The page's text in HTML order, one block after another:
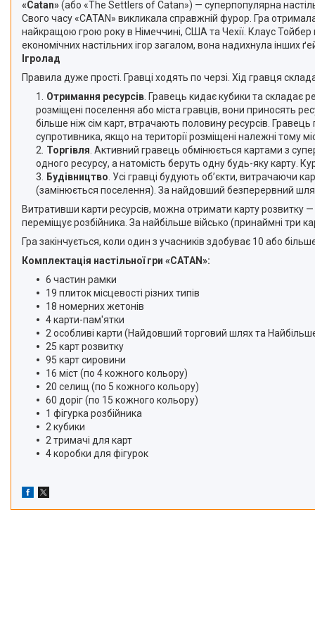
«Catan»(або «The Settlers of Catan») — суперпопулярна
Свого часу «CATAN» викликала справжній фурор. Гра
найкращою грою року в Німеччині, США та Чехії. Клаус Тойбер
економічних настільних ігор загалом, вона надихнула інших
Ігролад
Правила дуже прості. Гравці ходять по черзі. Хід гравця
Отримання ресурсів . Гравець кидає кубики та складає
розміщені поселення або міста гравців, вони приносять
більше ніж сім карт, втрачають половину ресурсів.
супротивника, якщо на території розміщені належні тому
Торгівля . Активний гравець обмінюється картами з
одного ресурсу, а натомість беруть одну будь-яку карту.
Будівництво . Усі гравці будують об’єкти, витрачаючи
(замінюється поселення). За найдовший безперервний
Витративши карти ресурсів, можна отримати карту розвитку
переміщує розбійника. За найбільше військо (принаймні три
Гра закінчується, коли один з учасників здобуває 10 або
Комплектація настільної гри «CATAN»:
6 частин рамки
19 плиток місцевості різних типів
18 номерних жетонів
4 карти-пам'ятки
2 особливі карти (Найдовший торговий шлях та
25 карт розвитку
95 карт сировини
16 міст (по 4 кожного кольору)
20 селищ (по 5 кожного кольору)
60 доріг (по 15 кожного кольору)
1 фігурка розбійника
2 кубики
2 тримачі для карт
4 коробки для фігурок